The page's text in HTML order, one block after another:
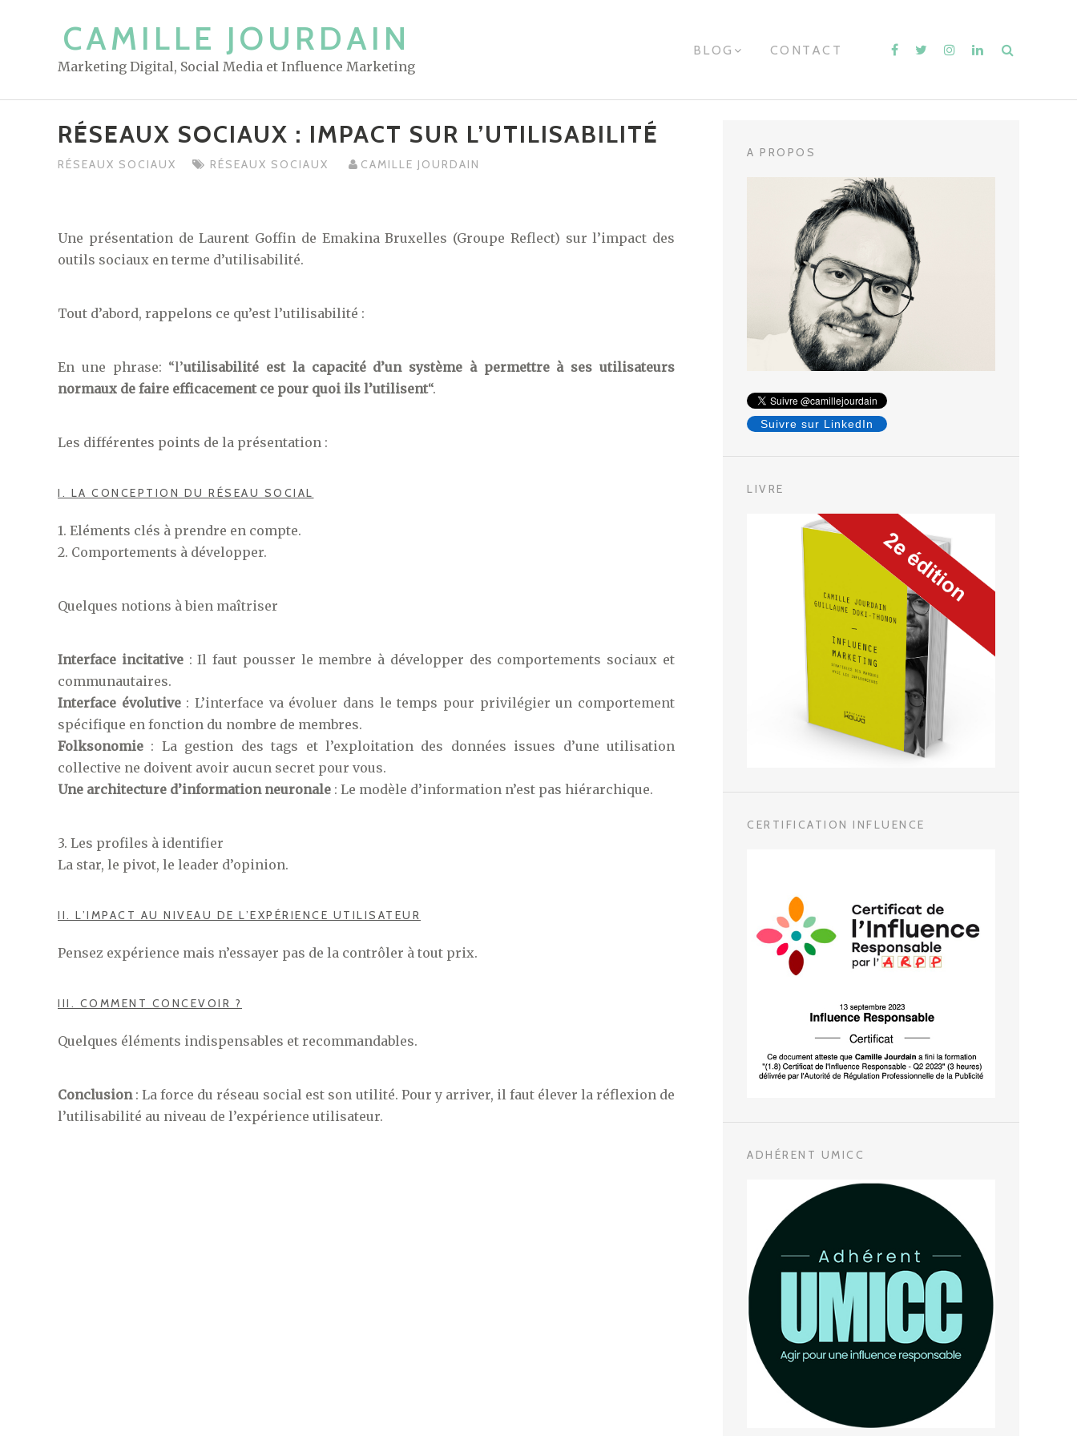
t
CAMILLE JOURDAIN
Marketing Digital, Social Media et Influence Marketing
BLOG E
CONTACT
RÉSEAUX SOCIAUX : IMPACT SUR L’UTILISABILITÉ
RÉSEAUX SOCIAUX RÉSEAUX SOCIAUX CAMILLE JOURDAIN
Une présentation de Laurent Goffin de Emakina Bruxelles (Groupe Reflect) sur l’impact des
outils sociaux en terme d’utilisabilité.
Tout d’abord, rappelons ce qu’est l’utilisabilité :
En une phrase: “l’utilisabilité est la capacité d’un système à permettre à ses utilisateurs
normaux de faire efficacement ce pour quoi ils l’utilisent“.
Les différentes points de la présentation :
I. LA CONCEPTION DU RÉSEAU SOCIAL
1. Eléments clés à prendre en compte.
2. Comportements à développer.
Quelques notions à bien maîtriser
Interface incitative: Il faut pousser le membre à développer des comportements sociaux et
communautaires.
Interface évolutive: L’interface va évoluer dans le temps pour privilégier un comportement
spécifique en fonction du nombre de membres.
Folksonomie : La gestion des tags et l’exploitation des données issues d’une utilisation
collective ne doivent avoir aucun secret pour vous.
Une architecture d’information neuronale : Le modèle d’information n’est pas hiérarchique.
3. Les profiles à identifier
La star, le pivot, le leader d’opinion.
II. L’IMPACT AU NIVEAU DE L’EXPÉRIENCE UTILISATEUR
Pensez expérience mais n’essayer pas de la contrôler à tout prix.
III. COMMENT CONCEVOIR ?
Quelques éléments indispensables et recommandables.
Conclusion: La force du réseau social est son utilité. Pour y arriver, il faut élever la réflexion de
l’utilisabilité au niveau de l’expérience utilisateur.
A PROPOS
Suivre sur LinkedIn
LIVRE
CERTIFICATION INFLUENCE
ADHÉRENT UMICC